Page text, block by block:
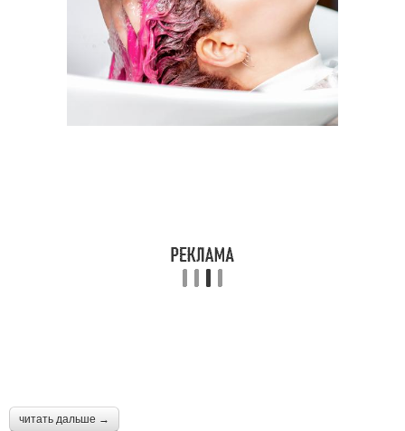
читать дальше →